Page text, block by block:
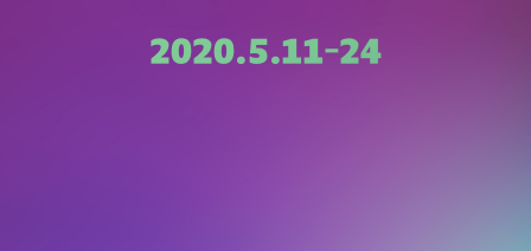
네오-트라이브2020
박한솔
2020.5.11–24